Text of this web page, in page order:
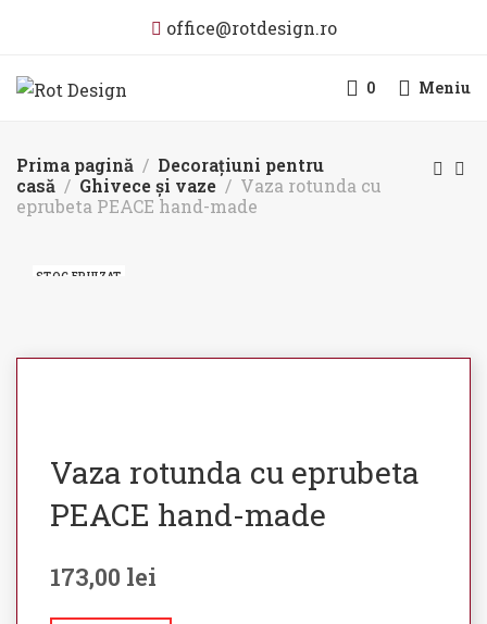
office@rotdesign.ro
0 Meniu
Prima pagină
Decorațiuni pentru
casă
Ghivece și vaze
Vaza rotunda cu
eprubeta PEACE hand-made
STOC EPUIZAT
Vaza rotunda cu eprubeta
PEACE hand-made
173,00 lei